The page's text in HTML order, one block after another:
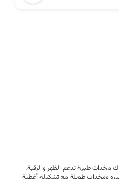
مخدات طبية تدعم الظهر والرقبة.